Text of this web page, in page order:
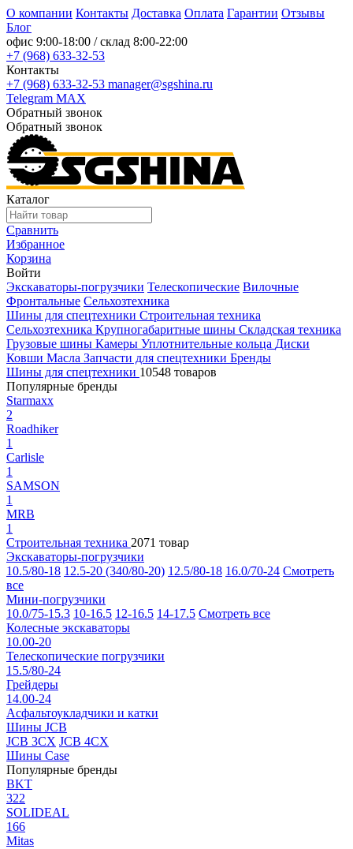
О компании Контакты Доставка Оплата Гарантии Отзывы
Блог
офис 9:00-18:00 / склад 8:00-22:00
+7 (968) 633-32-53
Контакты
+7 (968) 633-32-53 manager@sgshina.ru
Telegram MAX
Обратный звонок
Обратный звонок
Каталог
Сравнить
Избранное
Корзина
Войти
Экскаваторы-погрузчики Телескопические Вилочные
Фронтальные Сельхозтехника
Шины для спецтехники Строительная техника
Сельхозтехника Крупногабаритные шины Складская техника
Грузовые шины Камеры Уплотнительные кольца Диски
Ковши Масла Запчасти для спецтехники Бренды
Шины для спецтехники 10548 товаров
Популярные бренды
Starmaxx
2
Roadhiker
1
Carlisle
1
SAMSON
1
MRB
1
Строительная техника 2071 товар
Экскаваторы-погрузчики
10.5/80-18 12.5-20 (340/80-20) 12.5/80-18 16.0/70-24 Смотреть
все
Мини-погрузчики
10.0/75-15.3 10-16.5 12-16.5 14-17.5 Смотреть все
Колесные экскаваторы
10.00-20
Телескопические погрузчики
15.5/80-24
Грейдеры
14.00-24
Асфальтоукладчики и катки
Шины JCB
JCB 3CX JCB 4CX
Шины Case
Популярные бренды
BKT
322
SOLIDEAL
166
Mitas